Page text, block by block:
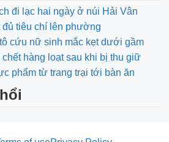
đi lạc hai ngày ở núi Hải Vân
đủ tiêu chí lên phường
cứu nữ sinh mắc kẹt dưới gầm
hàng loạt sau khi bị thu giữ
phẩm từ trang trại tới bàn ăn